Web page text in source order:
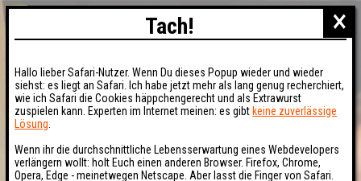
×
Tach!
Hallo lieber Safari-Nutzer. Wenn Du dieses Popup wieder und wieder
siehst: es liegt an Safari. Ich habe jetzt mehr als lang genug recherchiert,
wie ich Safari die Cookies häppchengerecht und als Extrawurst
zuspielen kann. Experten im Internet meinen: es gibt keine zuverlässige
Lösung
Wenn ihr die durchschnittliche Lebensserwartung eines Webdevelopers
verlängern wollt: holt Euch einen anderen Browser. Firefox, Chrome,
Opera, Edge - meinetwegen Netscape. Aber lasst die Finger von Safari.